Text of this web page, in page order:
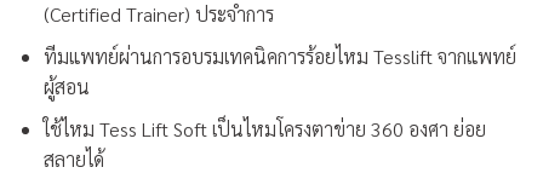
(Certified Trainer) ประจำการ
ทีมแพทย์ผ่านการอบรมเทคนิคการร้อยไหม Tesslift จากแพทย์
ผู้สอน
ใช้ไหม Tess Lift Soft เป็นไหมโครงตาข่าย 360 องศา ย่อย
สลายได้